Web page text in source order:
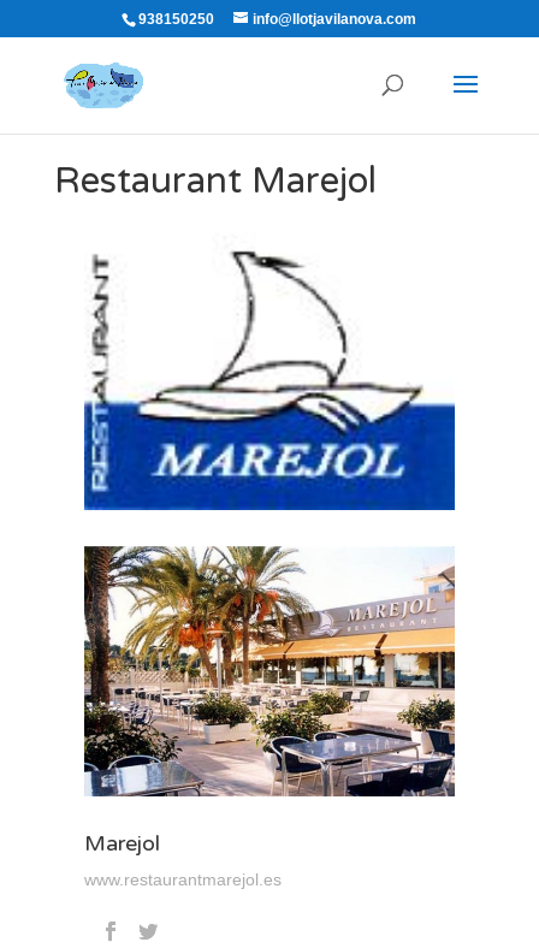
938150250 info@llotjavilanova.com
Restaurant Marejol
Marejol
www.restaurantmarejol.es